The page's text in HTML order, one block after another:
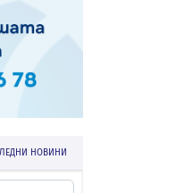
НОВИНИ